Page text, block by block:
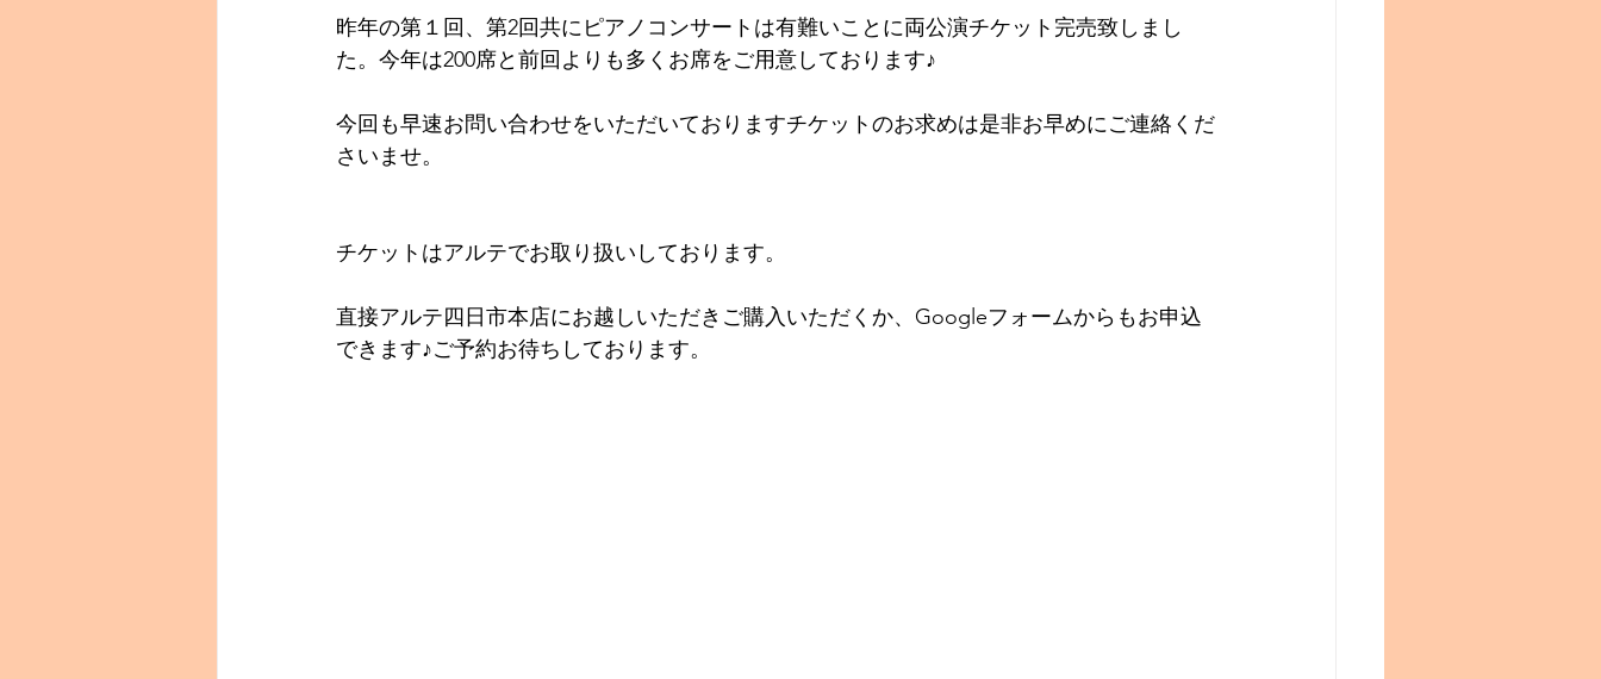
昨年の第１回、第2回共にピアノコンサートは有難いことに両公演チケット完売致しまし
た。今年は200席と前回よりも多くお席をご用意しております♪
今回も早速お問い合わせをいただいておりますチケットのお求めは是非お早めにご連絡くだ
さいませ。
チケットはアルテでお取り扱いしております。
直接アルテ四日市本店にお越しいただきご購入いただくか、Googleフォームからもお申込
できます♪ご予約お待ちしております。